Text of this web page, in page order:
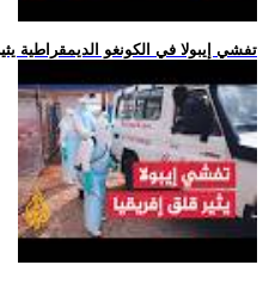
.. تفشي إيبولا في الكونغو الديمقراطية